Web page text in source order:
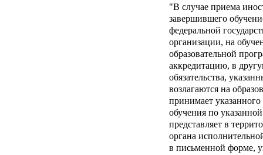
"В случае приема
завершившего
федеральной
организации, на
образовательной
аккредитацию, в
обязательства,
возлагаются на
принимает
обучения по
представляет в
органа
в письменной форме,